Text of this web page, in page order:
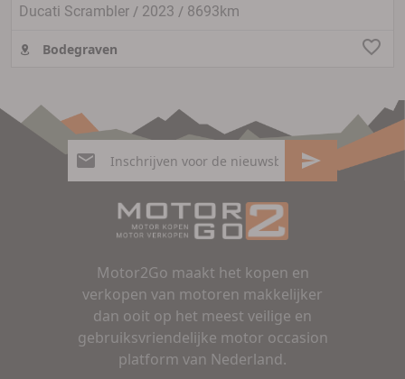
Ducati Scrambler / 2023 / 8693km
Bodegraven
Motor2Go maakt het kopen en
verkopen van motoren makkelijker
dan ooit op het meest veilige en
gebruiksvriendelijke motor occasion
platform van Nederland.